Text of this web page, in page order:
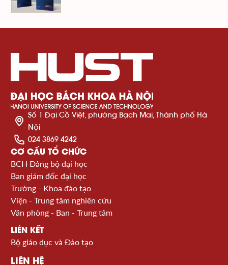
Số 1 Đại Cồ Việt, phường Bạch Mai, Thành phố Hà
Nội
024 3869 4242
CƠ CẤU TỔ CHỨC
BCH Đảng bộ đại học
Ban giám đốc đại học
Trường - Khoa đào tạo
Viện - Trung tâm nghiên cứu
Văn phòng - Ban - Trung tâm
LIÊN KẾT
Bộ giáo dục và Đào tạo
LIÊN HỆ